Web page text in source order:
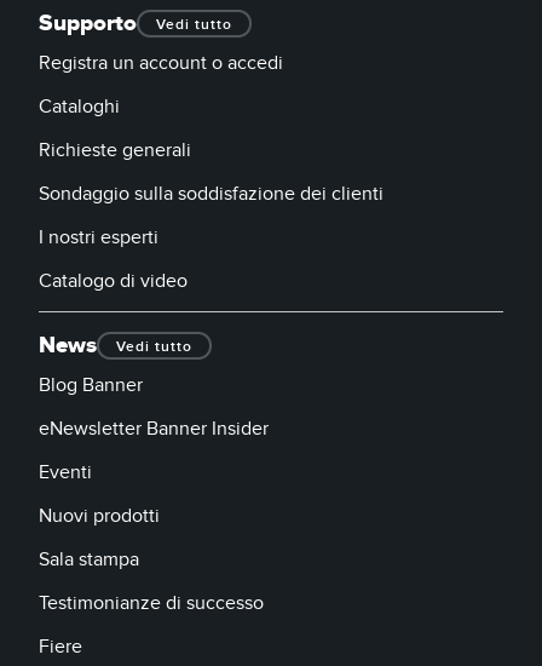
Supporto Vedi tutto
Registra un account o accedi
Cataloghi
Richieste generali
Sondaggio sulla soddisfazione dei clienti
I nostri esperti
Catalogo di video
News Vedi tutto
Blog Banner
eNewsletter Banner Insider
Eventi
Nuovi prodotti
Sala stampa
Testimonianze di successo
Fiere